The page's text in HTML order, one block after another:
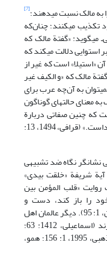
به مالک نسبت می‏دهند؛[7]
تکذیب می‏کنند؛ چنان‌که
مالکی‌ـ می‏گوید: «گفتة مالک که
استوایی دلالت می‏کند که
«استیلا» است که غیر از
مالک که «و الکیف غیر
به آن‌چه عرب برای
معنای حالت‏های گوناگون
چنین صفاتی دربارة
خداوند به‌کار رود؛ زیرا در تضاد با ربوبیّت خداست.» (قرافی، 1494، 13:
نشانگر نگاه ضد تشبیهی
شریفة «خلقت بیدی»
«قلب المؤمن بین
را باز کند، دست و
انگشتانش باید قطع شوند (شهرستانی، همان، 1: 95). دیگر عالمان اهل
سنت نیز کیفیت را دربارة خداوند نمی‏پذیرند (اسماعیلی، 1412: 63؛
لالکائی، همان، 3: 503؛ بیهقی، 1410: 117؛ ذهبی، 1995، 1: 156؛ همو،